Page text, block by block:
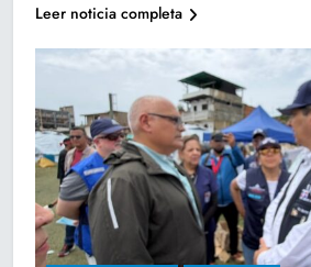
Leer noticia completa